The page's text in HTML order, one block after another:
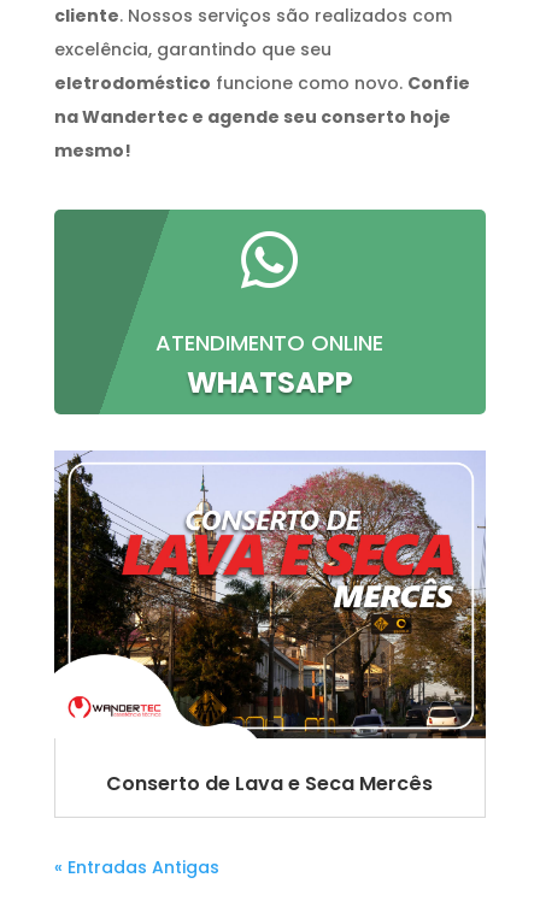
cliente. Nossos serviços são realizados com
excelência, garantindo que seu
eletrodoméstico funcione como novo. Confie
na Wandertec e agende seu conserto hoje
mesmo!

ATENDIMENTO ONLINE
WHATSAPP
Conserto de Lava e Seca Mercês
« Entradas Antigas